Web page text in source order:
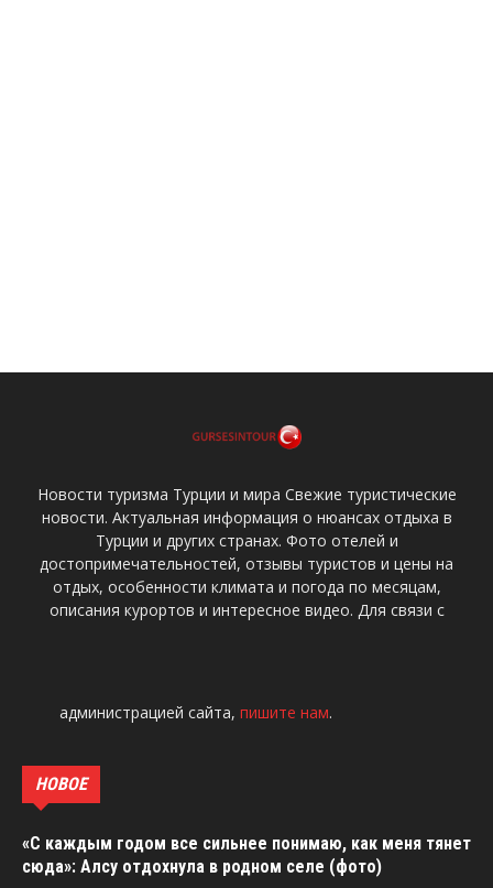
Новости туризма Турции и мира Свежие туристические
новости. Актуальная информация о нюансах отдыха в
Турции и других странах. Фото отелей и
достопримечательностей, отзывы туристов и цены на
отдых, особенности климата и погода по месяцам,
описания курортов и интересное видео. Для связи с
администрацией сайта, пишите нам.
НОВОЕ
«С каждым годом все сильнее понимаю, как меня тянет
сюда»: Алсу отдохнула в родном селе (фото)